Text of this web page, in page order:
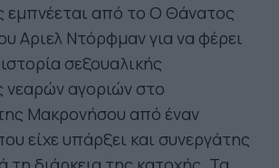
εμπνέεται από το Ο Θάνατος
Αριελ Ντόρφμαν για να φέρει
σεξουαλικής
νεαρών αγοριών στο
Μακρονήσου από έναν
είχε υπάρξει και συνεργάτης